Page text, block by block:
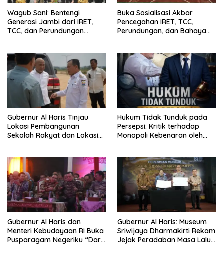
Wagub Sani: Bentengi
Generasi Jambi dari IRET,
TCC, dan Perundungan
Buka Sosialisasi Akbar
Pencegahan IRET, TCC,
Perundungan, dan Bahaya
bisa jaga diri, 60% masa
depan sudah ada di tangan”
Gubernur Al Haris Tinjau
Lokasi Pembangunan
Sekolah Rakyat dan Lokasi
Hukum Tidak Tunduk pada
Persepsi: Kritik terhadap
Monopoli Kebenaran oleh
Gubernur Al Haris dan
Menteri Kebudayaan RI Buka
Pusparagam Negeriku “Dari
Gubernur Al Haris: Museum
Sriwijaya Dharmakirti Rekam
Jejak Peradaban Masa Lalu